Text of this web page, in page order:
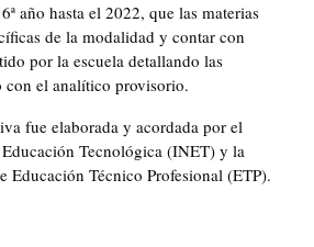
año hasta el 2022, que las materias
de la modalidad y contar con
por la escuela detallando las
con el analítico provisorio.
fue elaborada y acordada por el
Tecnológica (INET) y la
Educación Técnico Profesional (ETP).